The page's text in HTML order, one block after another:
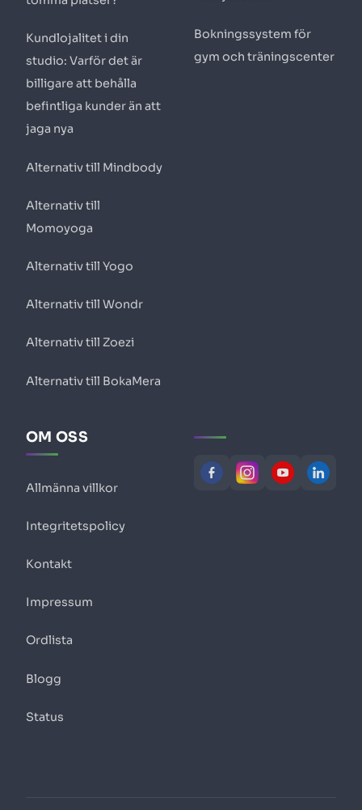
Kundlojalitet i din
studio: Varför det är
billigare att behålla
befintliga kunder än att
jaga nya
Alternativ till Mindbody
Alternativ till
Momoyoga
Alternativ till Yogo
Alternativ till Wondr
Alternativ till Zoezi
Alternativ till BokaMera
Bokningssystem för
gym och träningscenter
OM OSS
Allmänna villkor
Integritetspolicy
Kontakt
Impressum
Ordlista
Blogg
Status